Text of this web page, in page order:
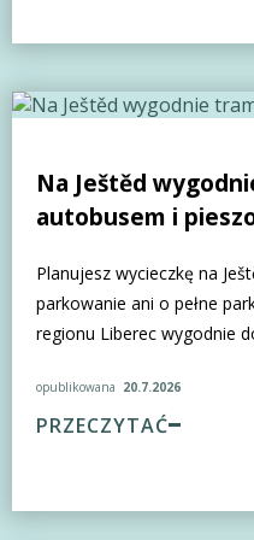
Na Ještěd
autobusem i
Planujesz wycieczkę na
parkowanie ani o pełne
regionu Liberec wygodnie
opublikowana 20.7.2026
PRZECZYTAĆ